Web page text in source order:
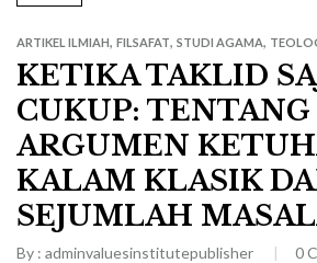
ARTIKEL ILMIAH, FILSAFAT, STUDI AGAMA,
KETIKA TAKLID
CUKUP: TENTANG
ARGUMEN
KALAM KLASIK
SEJUMLAH
By : adminvaluesinstitutepublisher 0